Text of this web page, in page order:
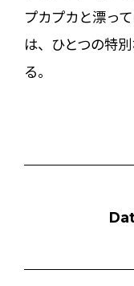
プカプカと漂っ
は、ひとつの特
る。